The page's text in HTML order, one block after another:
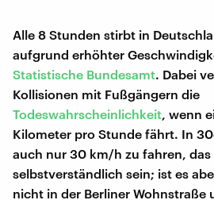
Alle 8 Stunden stirbt in
aufgrund erhöhter
Statistische Bundesamt. Dabei
Kollisionen mit Fußgängern die
Todeswahrscheinlichkeit , wenn
Kilometer pro Stunde fährt. In
auch nur 30 km/h zu fahren,
selbstverständlich sein; ist es
nicht in der Berliner Wohnstraße